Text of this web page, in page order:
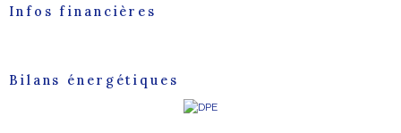
Infos financières
Bilans énergétiques